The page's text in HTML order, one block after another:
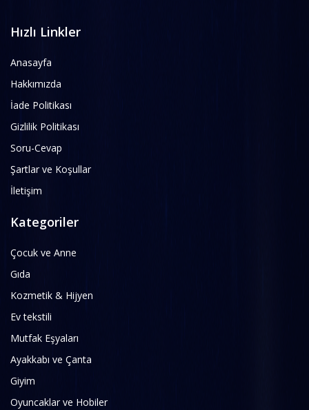
Hızlı Linkler
Anasayfa
Hakkımızda
İade Politikası
Gizlilik Politikası
Soru-Cevap
Şartlar ve Koşullar
İletişim
Kategoriler
Çocuk ve Anne
Gıda
Kozmetik & Hijyen
Ev tekstili
Mutfak Eşyaları
Ayakkabı ve Çanta
Giyim
Oyuncaklar ve Hobiler